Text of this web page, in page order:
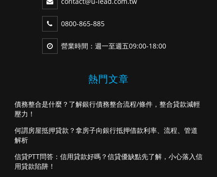
0800-865-885
營業時間：週一至週五09:00-18:00
熱門文章
債務整合是什麼？了解銀行債務整合流程/條件，整合貸款減輕
壓力！
何謂房屋抵押貸款？拿房子向銀行抵押借款利率、流程、管道
解析
信貸PTT問答：信用貸款好嗎？信貸優缺點先了解，小心落入信
用貸款陷阱！